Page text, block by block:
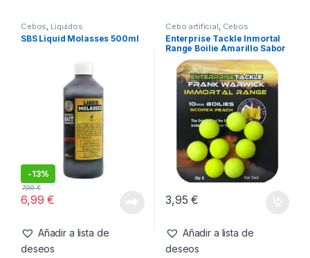
SKU:8410100000022 Categorías:Boilies
Cebos
Productos relacionados
Cebos ,Liquidos
SBS Liquid Molasses 500ml
Cebo artificial
Enterprise Tackle Inmortal